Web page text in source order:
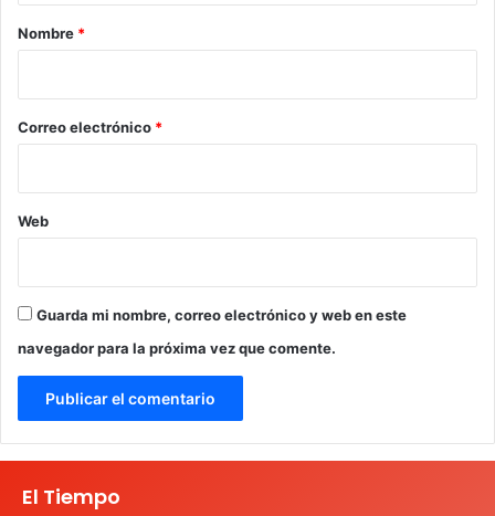
r
*
Nombre *
Correo electrónico *
Web
Guarda mi nombre, correo electrónico y web en este
navegador para la próxima vez que comente.
El Tiempo